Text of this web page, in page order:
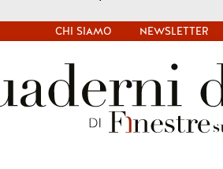
CHI SIAMO NEWSLETTER